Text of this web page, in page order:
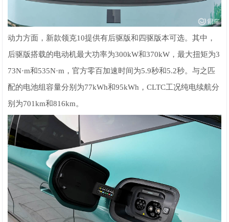
动力方面，新款领克10提供有后驱版和四驱版本可选。其中，
后驱版搭载的电动机最大功率为300kW和370kW，最大扭矩为3
73N·m和535N·m，官方零百加速时间为5.9秒和5.2秒。与之匹
配的电池组容量分别为77kWh和95kWh，CLTC工况纯电续航分
别为701km和816km。